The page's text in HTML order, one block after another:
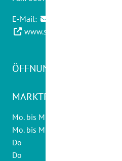
E-Mail:
www.stadtwerke-wadern.de
ÖFFNUNGSZEITEN
MARKTPLATZ 20:
Mo. bis Mi., Fr
Mo. bis Mi.
Do
Do